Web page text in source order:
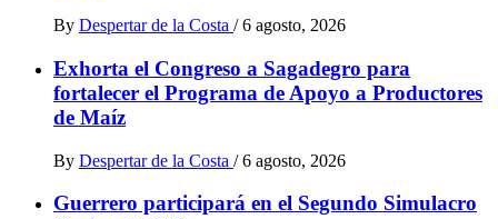
By Despertar de la Costa / 6 agosto, 2026
Exhorta el Congreso a Sagadegro para
fortalecer el Programa de Apoyo a Productores
de Maíz
By Despertar de la Costa / 6 agosto, 2026
Guerrero participará en el Segundo Simulacro